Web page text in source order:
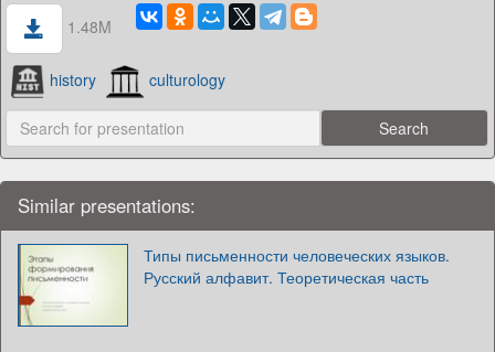
1.48M
history culturology
Similar presentations:
Типы письменности человеческих языков.
Русский алфавит. Теоретическая часть